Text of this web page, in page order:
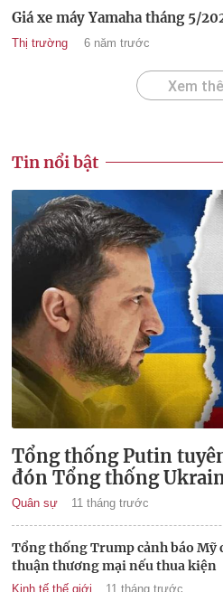
Giá xe máy Yamaha tháng 5/
Thị trường 6 năm trước
Xem
Tin nổi bật
Tổng thống Putin
đón Tổng thống
Quân sự 11 tháng trước
Tổng thống Trump cảnh báo Mỹ
thuận thương mại nếu thua kiện
Kinh tế thế giới 11 tháng trước